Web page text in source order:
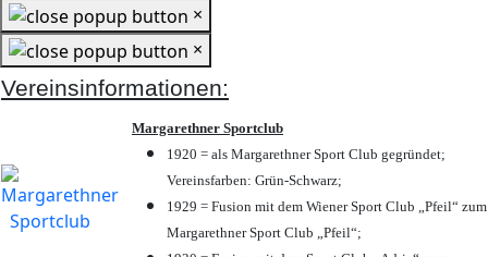
×
×
Vereinsinformationen:
Margarethner Sportclub
1920 = als Margarethner Sport Club gegründet;
Vereinsfarben: Grün-Schwarz;
1929 = Fusion mit dem Wiener Sport Club „Pfeil“ zum
Margarethner Sport Club „Pfeil“;